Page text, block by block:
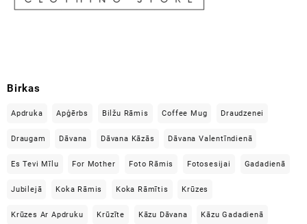
Birkas
Apdruka Apģērbs Bilžu Rāmis Coffee Mug Draudzenei
Draugam Dāvana Dāvana Kāzās Dāvana Valentīndienā
Es Tevi Mīlu For Mother Foto Rāmis Fotosesijai Gadadienā
Jubilejā Koka Rāmis Koka Rāmītis Krūzes
Krūzes Ar Apdruku Krūzīte Kāzu Dāvana Kāzu Gadadienā